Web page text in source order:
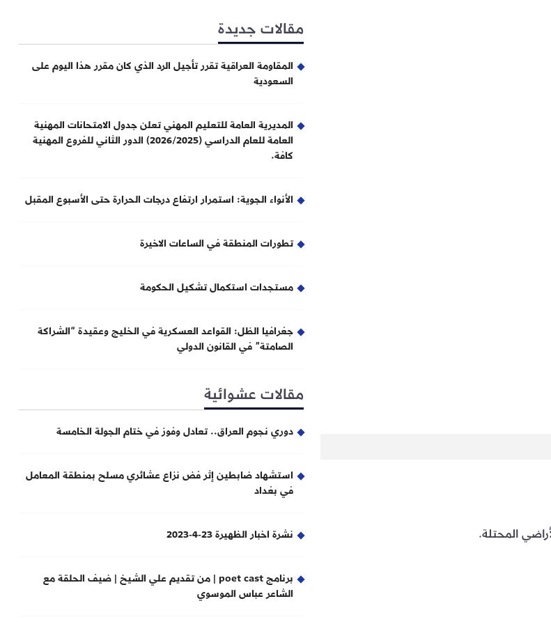
مقالات جديدة
المقاومة العراقية تقرر تأجيل الرد الذي كان مقرر هذا اليوم على
السعودية
المديرية العامة للتعليم المهني تعلن جدول الامتحانات المهنية
العامة للعام الدراسي (2026/2025) الدور الثاني للفروع المهنية
كافة.
الأنواء الجوية: استمرار ارتفاع درجات الحرارة حتى الأسبوع المقبل
تطورات المنطقة في الساعات الاخيرة
مستجدات استكمال تشكيل الحكومة
جغرافيا الظل: القواعد العسكرية في الخليج وعقيدة “الشراكة
الصامتة” في القانون الدولي
مقالات عشوائية
دوري نجوم العراق.. تعادل وفوز في ختام الجولة الخامسة
استشهاد ضابطين إثر فض نزاع عشائري مسلح بمنطقة المعامل
في بغداد
نشرة اخبار الظهيرة 23-4-2023
برنامج poet cast | من تقديم علي الشيخ | ضيف الحلقة مع
الشاعر عباس الموسوي